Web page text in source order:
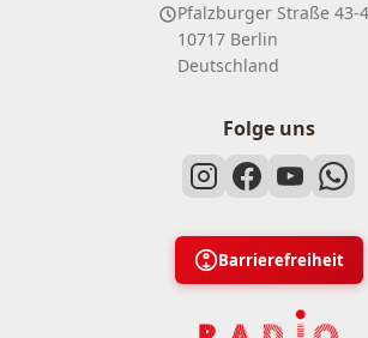
Pfalzburger Straße 43-
10717 Berlin
Deutschland
Folge uns
Barrierefreiheit